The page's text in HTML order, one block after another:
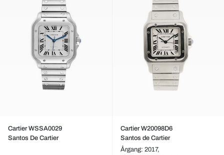
Cartier WSSA0029
Santos De Cartier
Cartier W20098D6
Santos de Cartier
Årgang: 2017,